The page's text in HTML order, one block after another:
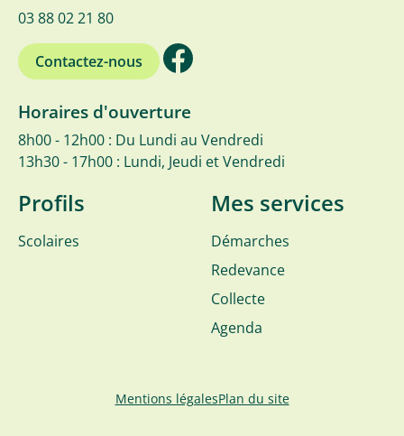
03 88 02 21 80
Contactez-nous
Horaires d'ouverture
8h00 - 12h00 : Du Lundi au Vendredi
13h30 - 17h00 : Lundi, Jeudi et Vendredi
Profils
Scolaires
Mes services
Démarches
Redevance
Collecte
Agenda
Mentions légalesPlan du site